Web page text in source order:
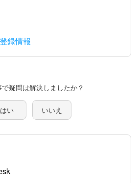
録情報
疑問は解決しましたか？
はい いいえ